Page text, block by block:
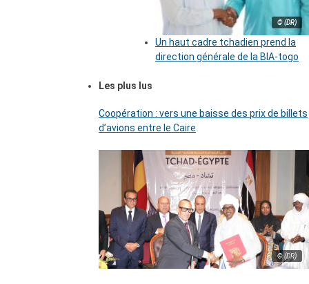
© (DR)
Un haut cadre tchadien prend la
direction générale de la BIA-togo
Les plus lus
Coopération : vers une baisse des prix de billets
d’avions entre le Caire
© (DR)